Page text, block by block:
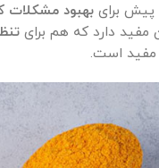
پیش برای بهبود مشکلات
مفید است.